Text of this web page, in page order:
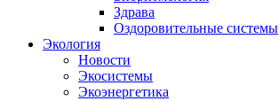
Здрава
Оздоровительные системы
Экология
Новости
Экосистемы
Экоэнергетика